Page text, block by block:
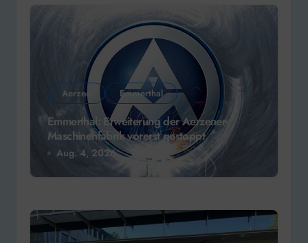
Aerzen Emmerthal
Emmerthal: Erweiterung der Aerzener
Maschinenfabrik vorerst gestoppt
Aug. 4, 2026